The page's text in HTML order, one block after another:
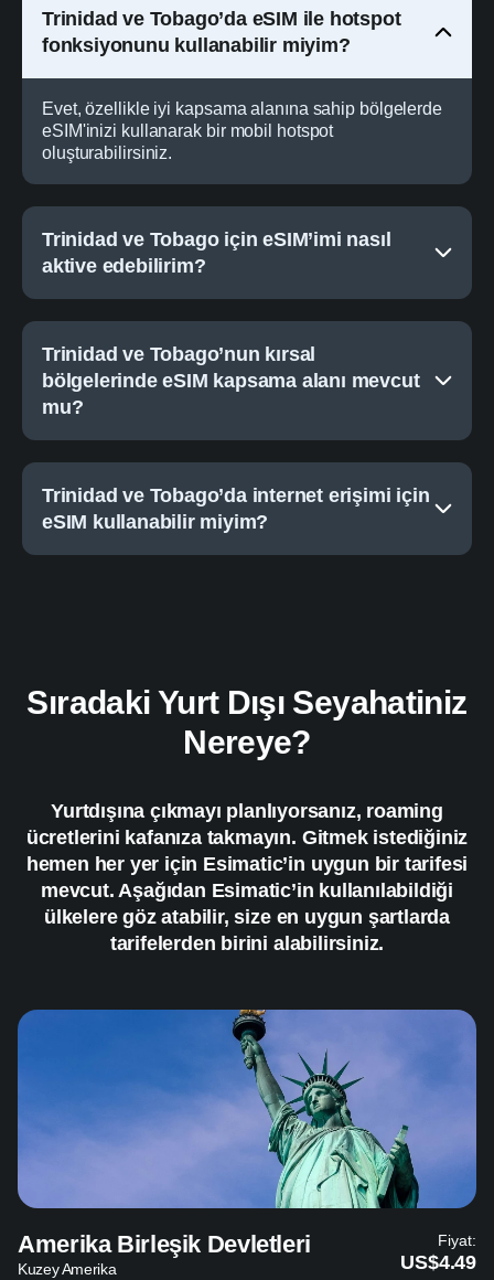
Trinidad ve Tobago’da eSIM ile hotspot
fonksiyonunu kullanabilir miyim?
Evet, özellikle iyi kapsama alanına sahip bölgelerde
eSIM'inizi kullanarak bir mobil hotspot
oluşturabilirsiniz.
Trinidad ve Tobago için eSIM’imi nasıl
aktive edebilirim?
Trinidad ve Tobago’nun kırsal
bölgelerinde eSIM kapsama alanı mevcut
mu?
Trinidad ve Tobago’da internet erişimi için
eSIM kullanabilir miyim?
Sıradaki Yurt Dışı Seyahatiniz
Nereye?
Yurtdışına çıkmayı planlıyorsanız, roaming
ücretlerini kafanıza takmayın. Gitmek istediğiniz
hemen her yer için Esimatic’in uygun bir tarifesi
mevcut. Aşağıdan Esimatic’in kullanılabildiği
ülkelere göz atabilir, size en uygun şartlarda
tarifelerden birini alabilirsiniz.
Amerika Birleşik Devletleri
Kuzey Amerika
Fiyat:
US$4.49